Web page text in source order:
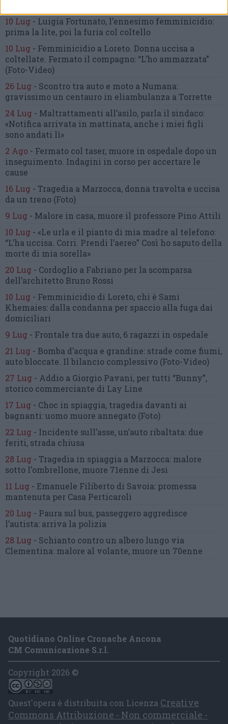
10 Lug - Luigia Fortunato, l’ennesimo femminicidio:
prima la lite, poi la furia col coltello
10 Lug - Femminicidio a Loreto. Donna uccisa a
coltellate. Fermato il compagno: “L’ho ammazzata”
(Foto-Video)
26 Lug - Scontro tra auto e moto a Numana:
gravissimo un centauro in eliambulanza a Torrette
24 Lug - Maltrattamenti all’asilo, parla il sindaco:
«Notifica arrivata in mattinata, anche i miei figli
sono andati lì»
2 Ago - Fermato col taser, muore in ospedale dopo un
inseguimento. Indagini in corso per accertare le
cause
16 Lug - Tragedia a Marzocca, donna travolta e uccisa
da un treno (Foto)
9 Lug - Malore in casa, muore il professore Pino Attili
10 Lug - «Le urla e il pianto di mia madre al telefono:
“L’ha uccisa. Corri. Prendi l’aereo” Così ho saputo della
morte di mia sorella»
20 Lug - Cordoglio a Fabriano per la scomparsa
dell’architetto Bruno Rossi
10 Lug - Femminicidio di Loreto, chi è Sami
Khemaies: dalla condanna per spaccio alla fuga dai
domiciliari
9 Lug - Frontale tra due auto, 6 ragazzi in ospedale
21 Lug - Bomba d’acqua e grandine: strade come fiumi,
auto bloccate. Il bilancio complessivo (Foto-Video)
27 Lug - Addio a Giorgio Pavani, per tutti “Bunny”,
storico commerciante di Lay Line
17 Lug - Choc in spiaggia, tragedia davanti ai
bagnanti:uomo muore annegato (Foto)
22 Lug - Incidente sull’asse, un’auto ribaltata: due
feriti, strada chiusa
28 Lug - Tragedia in spiaggia a Marzocca: malore
sotto l’ombrellone, muore 71enne di Jesi
11 Lug - Emanuele Filiberto di Savoia: promessa
mantenuta per Casa Perticaroli
20 Lug - Paura sul bus, passeggero aggredisce
l’autista: arriva la polizia
28 Lug - Schianto contro un albero lungo via
Clementina: malore al volante, muore un 70enne
Quotidiano Online Cronache Ancona
CM Comunicazione S.r.l.
Copyright 2026 ©
Quest'opera è distribuita con Licenza Creative
Commons Attribuzione - Non commerciale -